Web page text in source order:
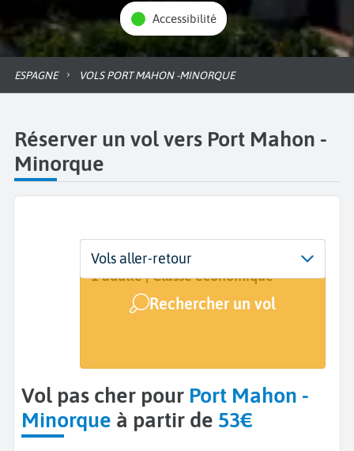
Accessibilité
ESPAGNE VOLS PORT MAHON -MINORQUE
Réserver un vol vers Port Mahon -
Minorque
Départ
De...
Dates
Dates de votre voyage
Voyageurs | Classe
1 adulte | Classe économique
Rechercher un vol
Vols aller-retour
Vol pas cher pour Port Mahon -
Minorque à partir de 53€